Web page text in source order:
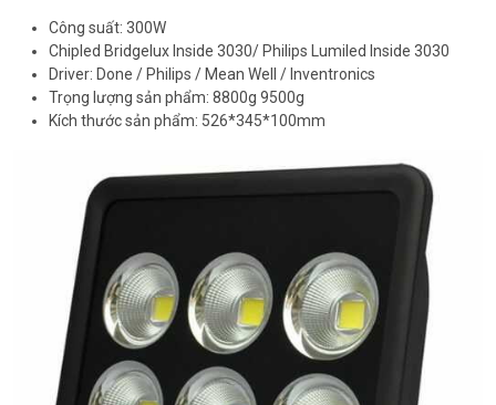
Công suất: 300W
Chipled Bridgelux Inside 3030/ Philips Lumiled Inside 3030
Driver: Done / Philips / Mean Well / Inventronics
Trọng lượng sản phẩm: 8800g 9500g
Kích thước sản phẩm: 526*345*100mm